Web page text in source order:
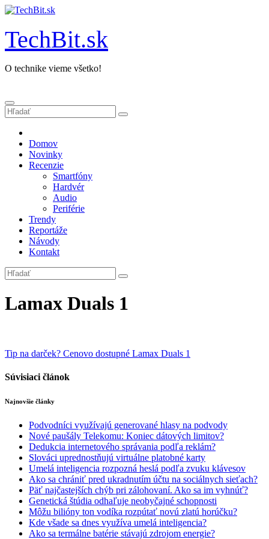
Prejsť
obsah
TechBit.sk
O technike vieme všetko!
Domov
Novinky
Recenzie
Smartfóny
Hardvér
Audio
Periférie
Trendy
Reportáže
Návody
Kontakt
Lamax Duals 1
Navigácia
v
Tip na darček? Cenovo dostupné Lamax Duals 1
Súvisiaci článok
Najnovšie články
Podvodníci využívajú generované hlasy na podvody
Nové paušály Telekomu: Koniec dátových limitov?
Dedukcia internetového správania podľa reklám?
Slováci uprednostňujú virtuálne platobné karty
Umelá inteligencia rozpozná heslá podľa zvuku klávesov
Ako sa chrániť pred ukradnutím účtu na sociálnych sieťach?
Päť najčastejších chýb pri zálohovaní. Ako sa im vyhnúť?
Genetická štúdia odhaľuje neobyčajné schopnosti
Môžu bilióny ton vodíka rozpútať novú zlatú horúčku?
Kde všade sa dnes využíva umelá inteligencia?
Ako sa termálne batérie stávajú zdrojom energie?